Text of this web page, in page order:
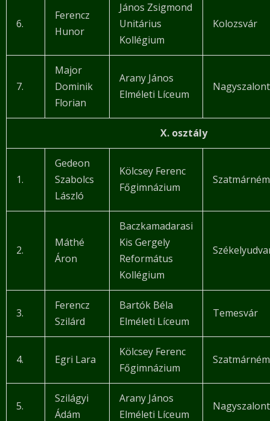
6.
Ferencz
Hunor
János Zsigmond
Unitárius
Kollégium
Kolozsvár
7.
Major
Dominik
Florian
Arany János
Elméleti Líceum
X. osztály
1.
Gedeon
Szabolcs
László
Kölcsey Ferenc
Főgimnázium
2.
Máthé
Áron
Baczkamadarasi
Kis Gergely
Református
Kollégium
3.
Ferencz
Szilárd
Bartók Béla
Elméleti Líceum
Temesvár
4. Egri Lara
Kölcsey Ferenc
Főgimnázium
5.
Szilágyi
Ádám
Arany János
Elméleti Líceum